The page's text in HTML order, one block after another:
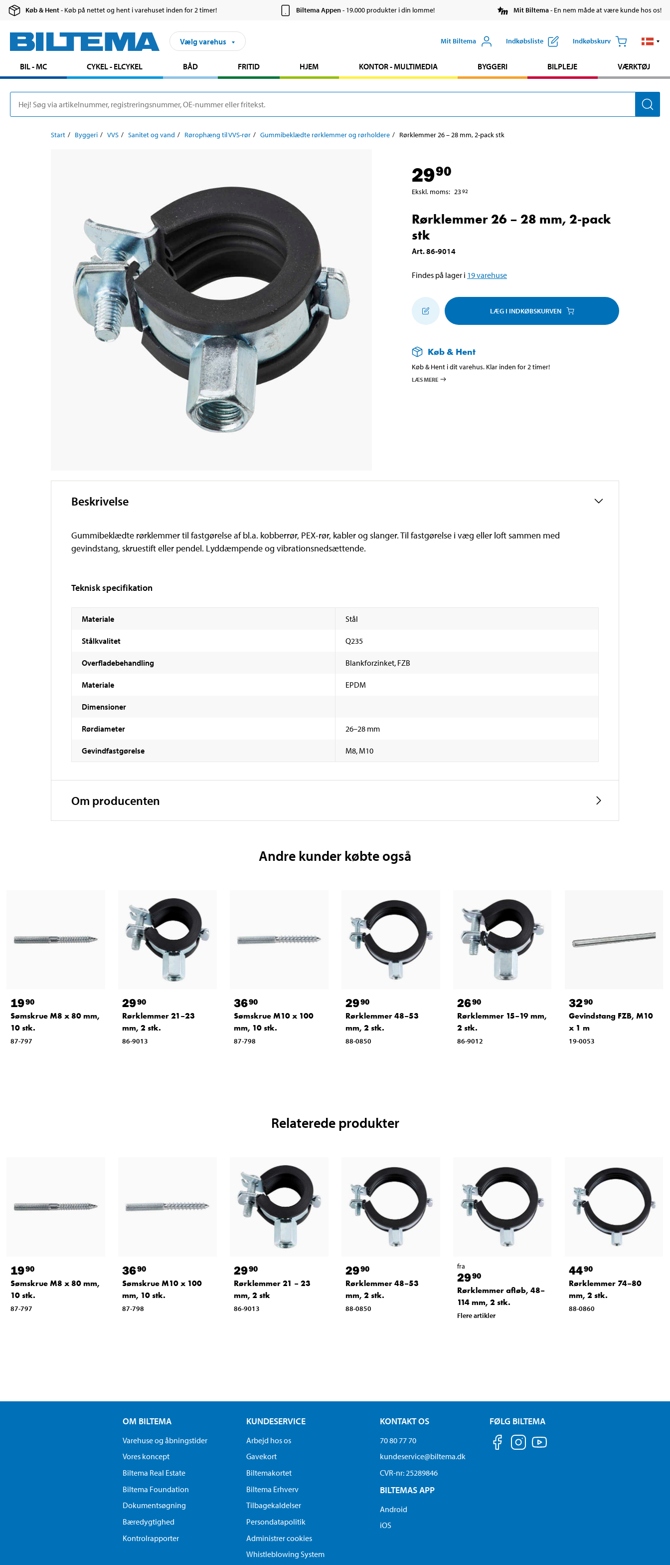
Køb & Hent- Køb på nettet og hent i varehuset inden for 2 timer! Biltema Appen- 19.000 produkter i din lomme! Mit Biltema- En nem måde at være kunde hos os!
Vælg varehus Mit Biltema Indkøbsliste Indkøbskurv
BIL - MC CYKEL - ELCYKEL BÅD FRITID HJEM KONTOR - MULTIMEDIA BYGGERI BILPLEJE VÆRKTØJ
Start Byggeri VVS Sanitet og vand Rørophæng til VVS-rør Gummibeklædte rørklemmer og rørholdere Rørklemmer 26 – 28 mm, 2-pack stk
2990
Ekskl. moms: 2392
Rørklemmer 26 – 28 mm, 2-pack
stk
Art.86-9014
Findes på lager i 19varehuse
LÆG I INDKØBSKURVEN
Køb & Hent
Køb & Hent i dit varehus. Klar inden for 2 timer!
LÆS MERE
Beskrivelse
Gummibeklædte rørklemmer til fastgørelse af bl.a. kobberrør, PEX-rør, kabler og slanger. Til fastgørelse i væg eller loft sammen med
gevindstang, skruestift eller pendel. Lyddæmpende og vibrationsnedsættende.
Teknisk specifikation
Materiale Stål
Stålkvalitet Q235
Overfladebehandling Blankforzinket, FZB
Materiale EPDM
Dimensioner
Rørdiameter 26–28 mm
Gevindfastgørelse M8, M10
Om producenten
Andre kunder købte også
1990
Sømskrue M8 x 80 mm,
10 stk.
87-797
2990
Rørklemmer 21–23
mm, 2 stk.
86-9013
3690
Sømskrue M10 x 100
mm, 10 stk.
87-798
2990
Rørklemmer 48–53
mm, 2 stk.
88-0850
2690
Rørklemmer 15–19 mm,
2 stk.
86-9012
3290
Gevindstang FZB, M10
x 1 m
19-0053
Relaterede produkter
1990
Sømskrue M8 x 80 mm,
10 stk.
87-797
3690
Sømskrue M10 x 100
mm, 10 stk.
87-798
2990
Rørklemmer 21 – 23
mm, 2 stk
86-9013
2990
Rørklemmer 48–53
mm, 2 stk.
88-0850
fra
2990
Rørklemmer afløb, 48–
114 mm, 2 stk.
Flere artikler
4490
Rørklemmer 74–80
mm, 2 stk.
88-0860
OM BILTEMA
Varehuse og åbningstider
Vores koncept
Biltema Real Estate
Biltema Foundation
Dokumentsøgning
Bæredygtighed
Kontrolrapporter
KUNDESERVICE
Arbejd hos os
Gavekort
Biltemakortet
Biltema Erhverv
Tilbagekaldelser
Persondatapolitik
Administrer cookies
Whistleblowing System
KONTAKT OS
70 80 77 70
kundeservice@biltema.dk
CVR-nr: 25289846
BILTEMAS APP
Android
iOS
FØLG BILTEMA